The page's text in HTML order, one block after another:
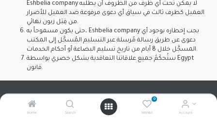
Home Search
0
Wishlist Account
Eshbelia company لا يمكن تحت أي ظرف من الظروف أن يطلبه
العميل كطرف ثالث في سياق أي دعوى مرفوعة ضد العميل للأضرار
من قِبَل زبون نهائي.
حتى يكون مسموحاً به، Eshbelia company يجب إخطاره بوجود أي
دعوى عن طريق رسالة مُرسلة عبر التسليم المُسجَّل إلى المكتب
المسجَّل خلال 8 أيام من تاريخ تسليم البضاعة أو أحكام الخدمات.
ستُحكَمُ جميع علاقاتنا التعاقدية بشكل حصري بواسطة Egypt
قانون.